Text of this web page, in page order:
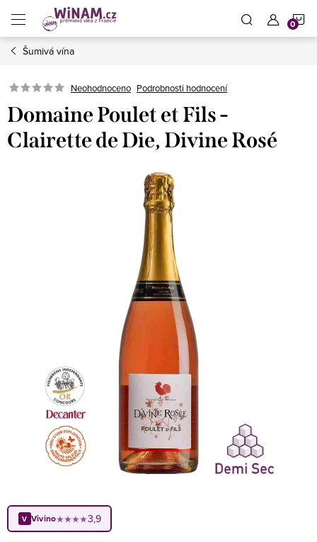
obsah
Šumivá vína
Neohodnoceno Podrobnosti hodnocení
Domaine Poulet et Fils -
Clairette de Die, Divine Rosé
V Vivino★★★★3,9